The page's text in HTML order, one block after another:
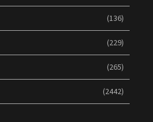
(136)
(229)
(265)
(2442)